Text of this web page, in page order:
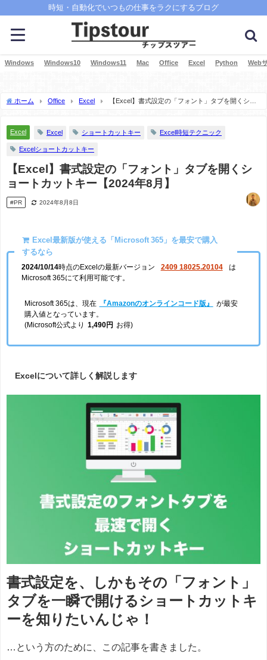
時短・自動化でいつもの仕事をラクにするブログ
Windows Windows10 Windows11 Mac Office Excel Python Web
ホーム Office Excel
【Excel】書式設定の「フォント」タブを開くショ
Excel Excel ショートカットキー Excel時短テクニック
Excelショートカットキー
【Excel】書式設定の「フォント」タブを開くシ
ョートカットキー【2024年8月】
#PR 2024年8月8日
Excel最新版が使える「Microsoft 365」を最安で購入
するなら
2024/10/14時点のExcelの最新バージョン 2409 18025.20104
は
Microsoft 365にて利用可能です。
Microsoft 365は、現在 『Amazonのオンラインコード版』
が最安
購入値となっています。
(Microsoft公式より
1,490円 お得)
Excelについて詳しく解説します
書式設定を、しかもその「フォント」
タブを一瞬で開けるショートカットキ
ーを知りたいんじゃ！
…という方のために、この記事を書きました。